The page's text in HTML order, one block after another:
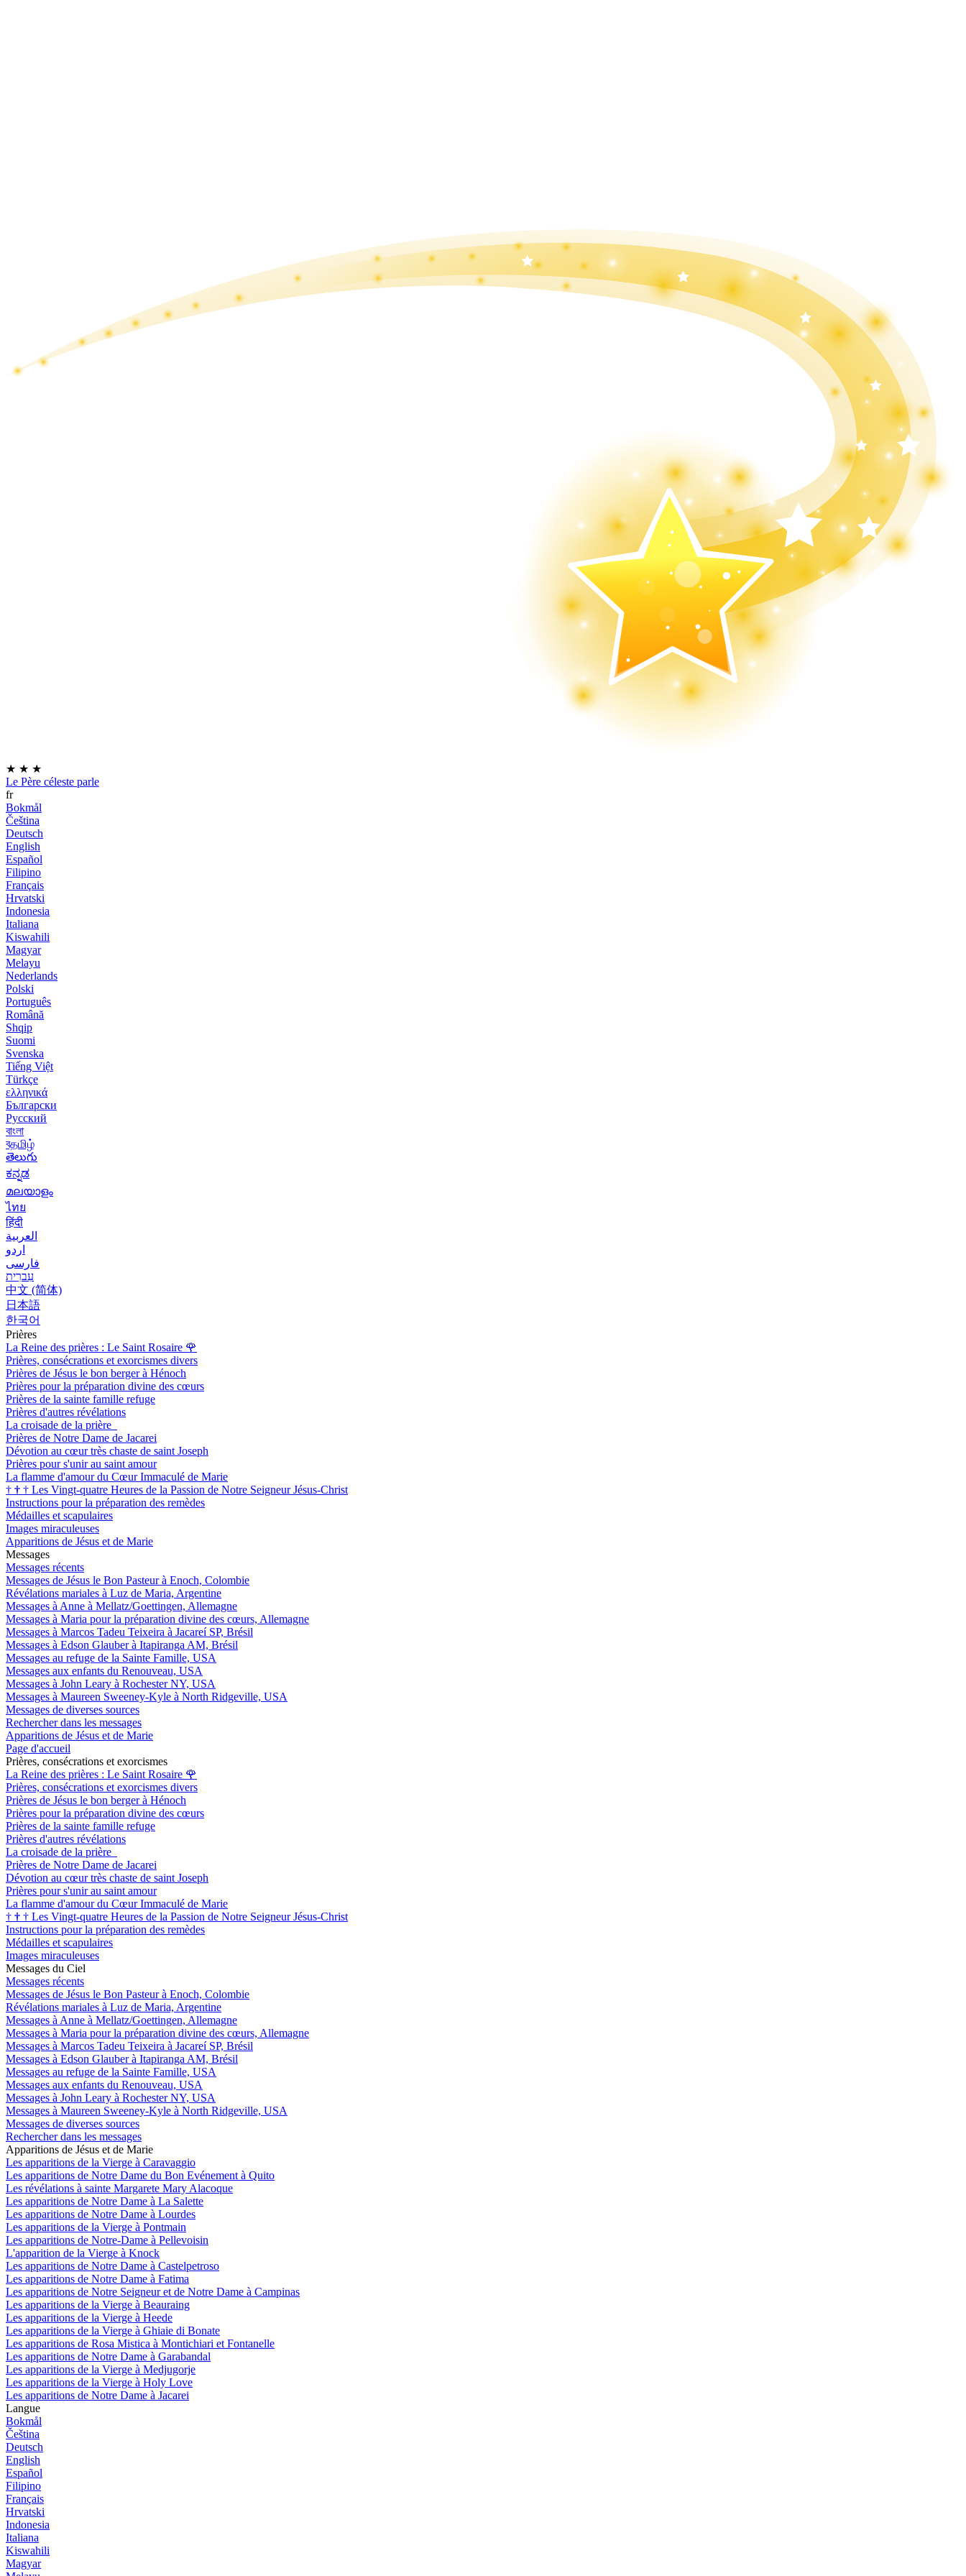
★ ★ ★
Le Père céleste parle
fr
Bokmål
Čeština
Deutsch
English
Español
Filipino
Français
Hrvatski
Indonesia
Italiana
Kiswahili
Magyar
Melayu
Nederlands
Polski
Português
Română
Shqip
Suomi
Svenska
Tiếng Việt
Türkçe
ελληνικά
Български
Русский
বাংলা
বதமிழ்
తెలుగు
ಕನ್ನಡ
മലയാളം
ไทย
हिंदी
العربية
اردو
فارسی
עִברִית
中文 (简体)
日本語
한국어
Prières
La Reine des prières : Le Saint Rosaire 🌹
Prières, consécrations et exorcismes divers
Prières de Jésus le bon berger à Hénoch
Prières pour la préparation divine des cœurs
Prières de la sainte famille refuge
Prières d'autres révélations
La croisade de la prière
Prières de Notre Dame de Jacarei
Dévotion au cœur très chaste de saint Joseph
Prières pour s'unir au saint amour
La flamme d'amour du Cœur Immaculé de Marie
† † † Les Vingt-quatre Heures de la Passion de Notre Seigneur Jésus-Christ
Instructions pour la préparation des remèdes
Médailles et scapulaires
Images miraculeuses
Apparitions de Jésus et de Marie
Messages
Messages récents
Messages de Jésus le Bon Pasteur à Enoch, Colombie
Révélations mariales à Luz de Maria, Argentine
Messages à Anne à Mellatz/Goettingen, Allemagne
Messages à Maria pour la préparation divine des cœurs, Allemagne
Messages à Marcos Tadeu Teixeira à Jacareí SP, Brésil
Messages à Edson Glauber à Itapiranga AM, Brésil
Messages au refuge de la Sainte Famille, USA
Messages aux enfants du Renouveau, USA
Messages à John Leary à Rochester NY, USA
Messages à Maureen Sweeney-Kyle à North Ridgeville, USA
Messages de diverses sources
Rechercher dans les messages
Apparitions de Jésus et de Marie
Page d'accueil
Prières, consécrations et exorcismes
La Reine des prières : Le Saint Rosaire 🌹
Prières, consécrations et exorcismes divers
Prières de Jésus le bon berger à Hénoch
Prières pour la préparation divine des cœurs
Prières de la sainte famille refuge
Prières d'autres révélations
La croisade de la prière
Prières de Notre Dame de Jacarei
Dévotion au cœur très chaste de saint Joseph
Prières pour s'unir au saint amour
La flamme d'amour du Cœur Immaculé de Marie
† † † Les Vingt-quatre Heures de la Passion de Notre Seigneur Jésus-Christ
Instructions pour la préparation des remèdes
Médailles et scapulaires
Images miraculeuses
Messages du Ciel
Messages récents
Messages de Jésus le Bon Pasteur à Enoch, Colombie
Révélations mariales à Luz de Maria, Argentine
Messages à Anne à Mellatz/Goettingen, Allemagne
Messages à Maria pour la préparation divine des cœurs, Allemagne
Messages à Marcos Tadeu Teixeira à Jacareí SP, Brésil
Messages à Edson Glauber à Itapiranga AM, Brésil
Messages au refuge de la Sainte Famille, USA
Messages aux enfants du Renouveau, USA
Messages à John Leary à Rochester NY, USA
Messages à Maureen Sweeney-Kyle à North Ridgeville, USA
Messages de diverses sources
Rechercher dans les messages
Apparitions de Jésus et de Marie
Les apparitions de la Vierge à Caravaggio
Les apparitions de Notre Dame du Bon Evénement à Quito
Les révélations à sainte Margarete Mary Alacoque
Les apparitions de Notre Dame à La Salette
Les apparitions de Notre Dame à Lourdes
Les apparitions de la Vierge à Pontmain
Les apparitions de Notre-Dame à Pellevoisin
L'apparition de la Vierge à Knock
Les apparitions de Notre Dame à Castelpetroso
Les apparitions de Notre Dame à Fatima
Les apparitions de Notre Seigneur et de Notre Dame à Campinas
Les apparitions de la Vierge à Beauraing
Les apparitions de la Vierge à Heede
Les apparitions de la Vierge à Ghiaie di Bonate
Les apparitions de Rosa Mistica à Montichiari et Fontanelle
Les apparitions de Notre Dame à Garabandal
Les apparitions de la Vierge à Medjugorje
Les apparitions de la Vierge à Holy Love
Les apparitions de Notre Dame à Jacarei
Langue
Bokmål
Čeština
Deutsch
English
Español
Filipino
Français
Hrvatski
Indonesia
Italiana
Kiswahili
Magyar